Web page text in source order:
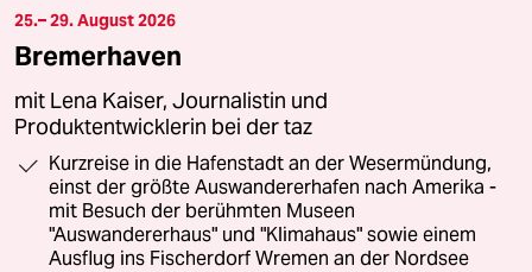
25.– 29. August 2026
Bremerhaven
mit Lena Kaiser, Journalistin und
Produktentwicklerin bei der taz
Kurzreise in die Hafenstadt an der Wesermündung,
einst der größte Auswandererhafen nach Amerika -
mit Besuch der berühmten Museen
"Auswandererhaus" und "Klimahaus" sowie einem
Ausflug ins Fischerdorf Wremen an der Nordsee